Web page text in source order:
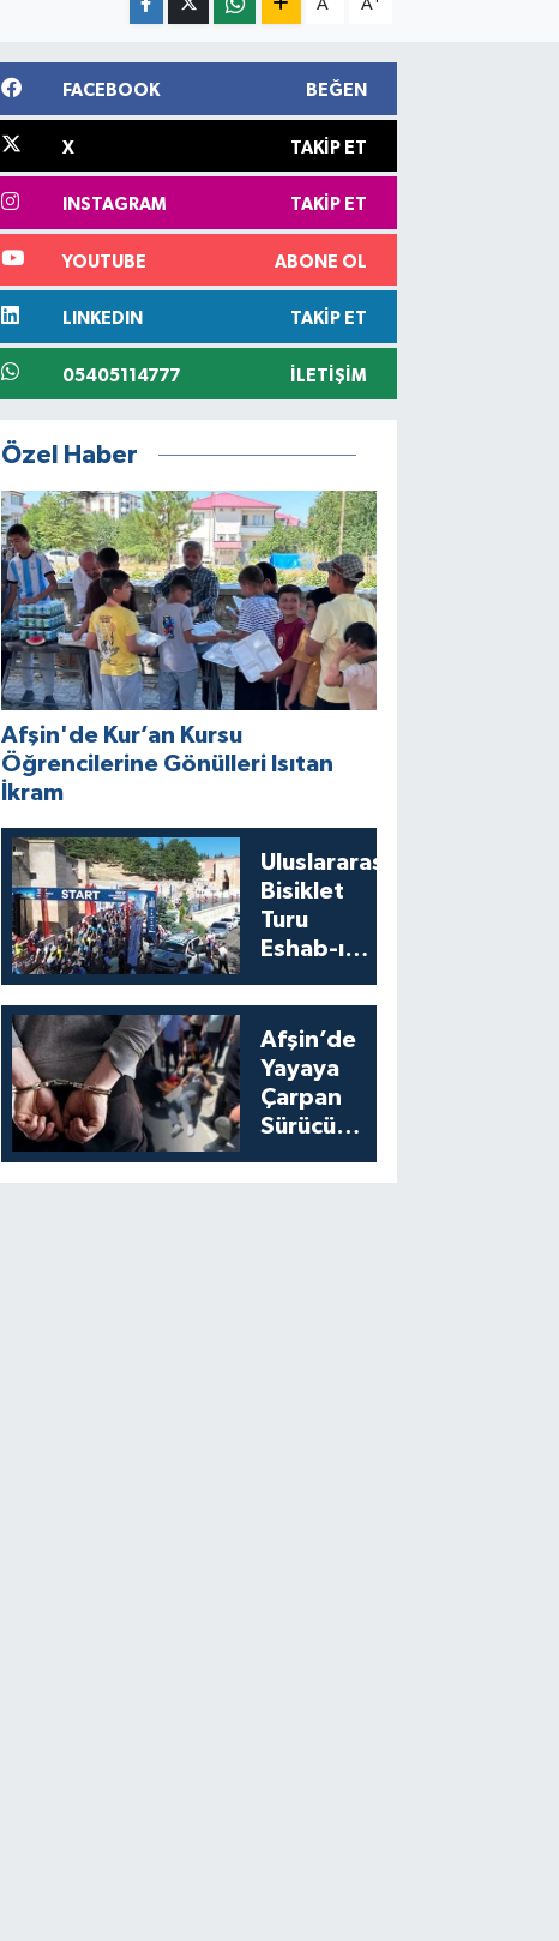
A A
FACEBOOK BEĞEN
X TAKIP ET
INSTAGRAM TAKIP ET
YOUTUBE ABONE OL
LINKEDIN TAKIP ET
05405114777 İLETIŞIM
Özel Haber
Afşin'de Kur’an Kursu
Öğrencilerine Gönülleri Isıtan
İkram
Uluslararası
Bisiklet
Turu
Eshab-ı
Start Aldı
Afşin’de
Yayaya
Çarpan
Sürücü